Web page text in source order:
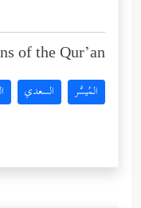
of the Qur’an:
المُيسَّر السعدي